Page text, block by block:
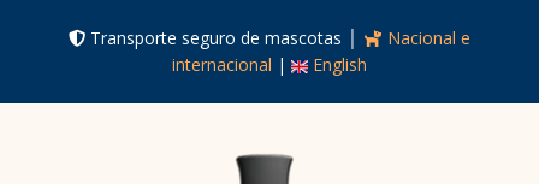
Transporte seguro de mascotas │
Nacional e
internacional | English